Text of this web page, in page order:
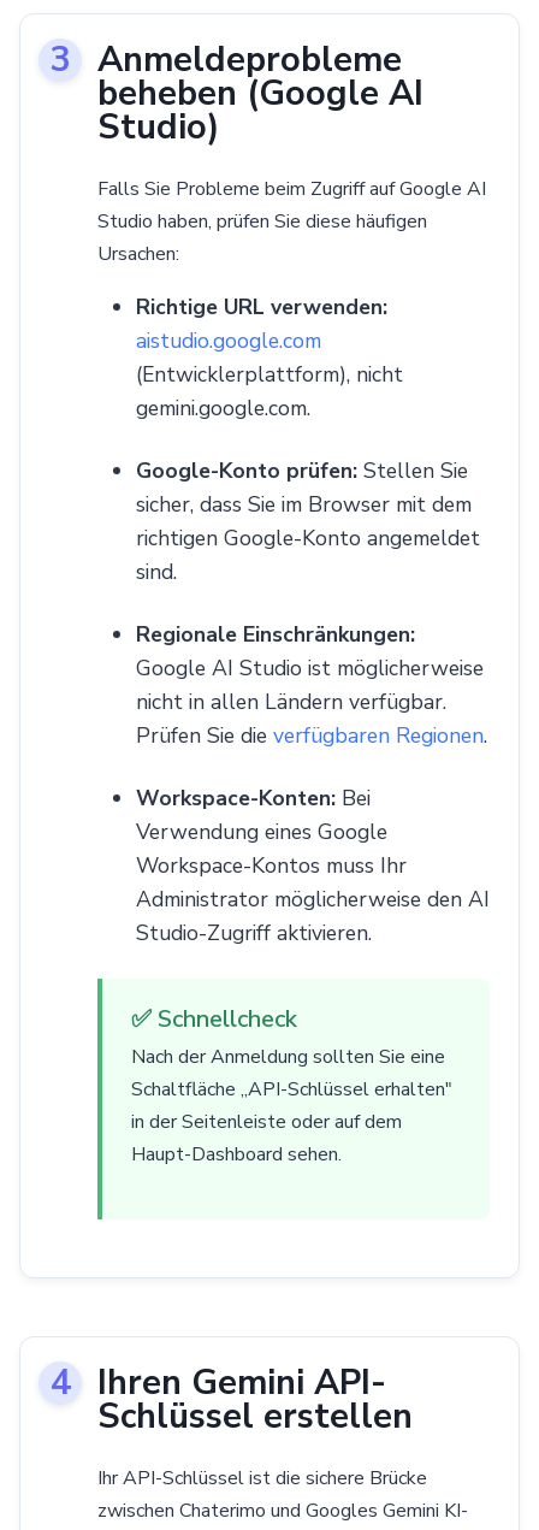
Anmeldeprobleme
beheben (Google AI
Studio)
Falls Sie Probleme beim Zugriff auf Google AI
Studio haben, prüfen Sie diese häufigen
Ursachen:
Richtige URL verwenden:
aistudio.google.com
(Entwicklerplattform), nicht
gemini.google.com.
Google-Konto prüfen: Stellen Sie
sicher, dass Sie im Browser mit dem
richtigen Google-Konto angemeldet
sind.
Regionale Einschränkungen:
Google AI Studio ist möglicherweise
nicht in allen Ländern verfügbar.
Prüfen Sie die verfügbaren Regionen.
Workspace-Konten: Bei
Verwendung eines Google
Workspace-Kontos muss Ihr
Administrator möglicherweise den AI
Studio-Zugriff aktivieren.
✅ Schnellcheck
Nach der Anmeldung sollten Sie eine
Schaltfläche „API-Schlüssel erhalten"
in der Seitenleiste oder auf dem
Haupt-Dashboard sehen.
Ihren Gemini API-
Schlüssel erstellen
Ihr API-Schlüssel ist die sichere Brücke
zwischen Chaterimo und Googles Gemini KI-